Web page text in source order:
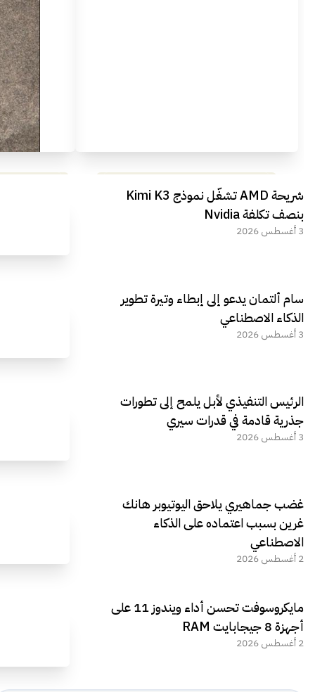
مراجعة شاملة لعملاق الألعاب
الجديد REDMAGIC 11 AIR
شريحة AMD تشغّل نموذج Kimi K3
بنصف تكلفة Nvidia
3 أغسطس 2026
سام ألتمان يدعو إلى إبطاء وتيرة تطوير
الذكاء الاصطناعي
3 أغسطس 2026
الرئيس التنفيذي لأبل يلمح إلى تطورات
جذرية قادمة في قدرات سيري
3 أغسطس 2026
غضب جماهيري يلاحق اليوتيوبر هانك
غرين بسبب اعتماده على الذكاء
الاصطناعي
2 أغسطس 2026
مايكروسوفت تحسن أداء ويندوز 11 على
أجهزة 8 جيجابايت RAM
2 أغسطس 2026